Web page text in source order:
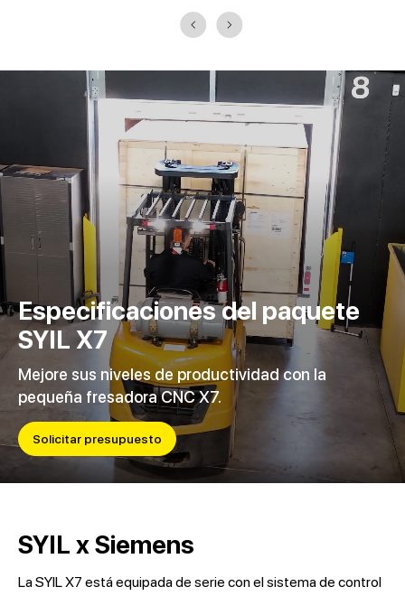
Especificaciones del paquete
SYIL X7
Mejore sus niveles de productividad con la
pequeña fresadora CNC X7.
Solicitar presupuesto
SYIL x Siemens
La SYIL X7 está equipada de serie con el sistema de control